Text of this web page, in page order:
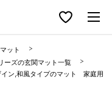
ット
ーズの玄関マット一覧
イン,和風タイプのマット 家庭用